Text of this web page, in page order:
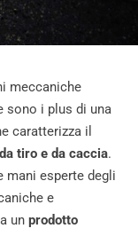
meccaniche
sono i plus di una
caratterizza il
tiro e da caccia.
mani esperte degli
e
un prodotto